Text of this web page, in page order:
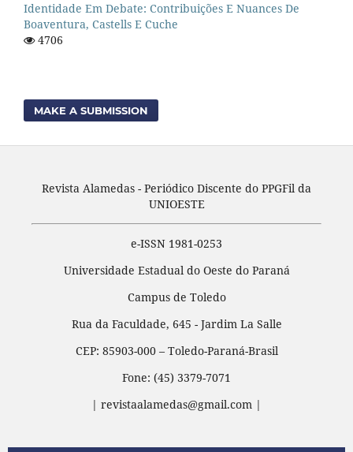
Identidade Em Debate: Contribuições E Nuances De
Boaventura, Castells E Cuche
4706
MAKE A SUBMISSION
Revista Alamedas - Periódico Discente do PPGFil da
UNIOESTE
e-ISSN 1981-0253
Universidade Estadual do Oeste do Paraná
Campus de Toledo
Rua da Faculdade, 645 - Jardim La Salle
CEP: 85903-000 – Toledo-Paraná-Brasil
Fone: (45) 3379-7071
| revistaalamedas@gmail.com |